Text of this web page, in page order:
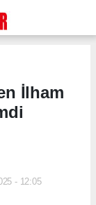
İlham
- 12:05